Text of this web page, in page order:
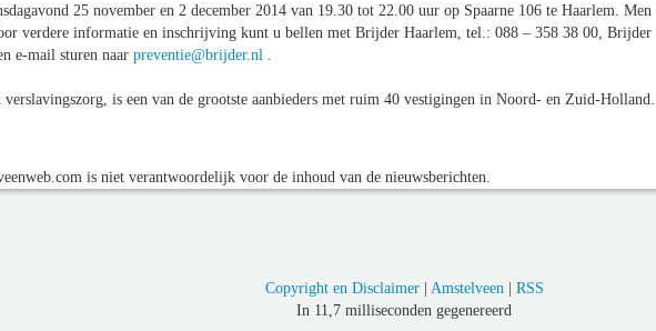
25 november en 2 december 2014 van 19.30 tot 22.00 uur op Spaarne 106 te Haarlem. Men
verdere informatie en inschrijving kunt u bellen met Brijder Haarlem, tel.: 088 – 358 38 00, Brijder
e-mail sturen naar preventie@brijder.nl
is een van de grootste aanbieders met ruim 40 vestigingen in Noord- en Zuid-Holland.
is niet verantwoordelijk voor de inhoud van de nieuwsberichten.
Copyright en Disclaimer| Amstelveen | RSS
In 11,7 milliseconden gegenereerd